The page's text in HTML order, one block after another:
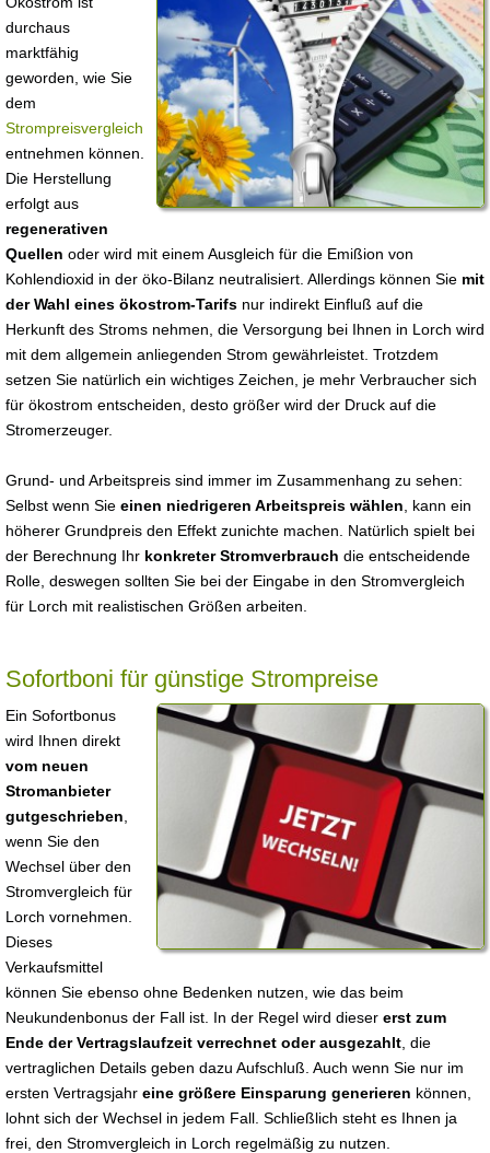
durchaus
marktfähig
geworden, wie Sie
dem
Strompreisvergleich
entnehmen können.
Die Herstellung
erfolgt aus
regenerativen
Quellen oder wird mit einem Ausgleich für die Emißion von
Kohlendioxid in der öko-Bilanz neutralisiert. Allerdings können Sie mit
der Wahl eines ökostrom-Tarifs nur indirekt Einfluß auf die
Herkunft des Stroms nehmen, die Versorgung bei Ihnen in Lorch wird
mit dem allgemein anliegenden Strom gewährleistet. Trotzdem
setzen Sie natürlich ein wichtiges Zeichen, je mehr Verbraucher sich
für ökostrom entscheiden, desto größer wird der Druck auf die
Stromerzeuger.
Grund- und Arbeitspreis sind immer im Zusammenhang zu sehen:
Selbst wenn Sie einen niedrigeren Arbeitspreis wählen , kann ein
höherer Grundpreis den Effekt zunichte machen. Natürlich spielt bei
der Berechnung Ihr konkreter Stromverbrauch die entscheidende
Rolle, deswegen sollten Sie bei der Eingabe in den Stromvergleich
für Lorch mit realistischen Größen arbeiten.
Sofortboni für günstige Strompreise
Ein Sofortbonus
wird Ihnen direkt
vom neuen
Stromanbieter
gutgeschrieben
wenn Sie den
Wechsel über den
Stromvergleich für
Lorch vornehmen.
Dieses
Verkaufsmittel
können Sie ebenso ohne Bedenken nutzen, wie das beim
Neukundenbonus der Fall ist. In der Regel wird dieser erst zum
Ende der Vertragslaufzeit verrechnet oder ausgezahlt , die
vertraglichen Details geben dazu Aufschluß. Auch wenn Sie nur im
ersten Vertragsjahr eine größere Einsparung generieren können,
lohnt sich der Wechsel in jedem Fall. Schließlich steht es Ihnen ja
frei, den Stromvergleich in Lorch regelmäßig zu nutzen.